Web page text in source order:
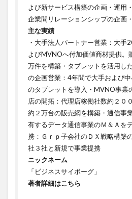
よび新サービス構築の企画・運用
企業間リレーションシップの企画・構築ㅤㅤㅤㅤ
主な実績
・大手法人パートナー営業：大手
よびMVNOへ付加価値商材提供。
万件を構築・タブレットを活用し
の企画営業：4年間で大手および
のタブレットを導入・MVNO事業
店の開拓：代理店稼働社数約２０
約２万台の販売網を構築・通信事
有するデータ通信事業のＭ＆Ａを
携：Ｇｒｐ子会社のＤＸ戦略構築
社３社と新規で事業提携
ニックネーム
「ビジネスサイボーグ」
著者詳細はこちら